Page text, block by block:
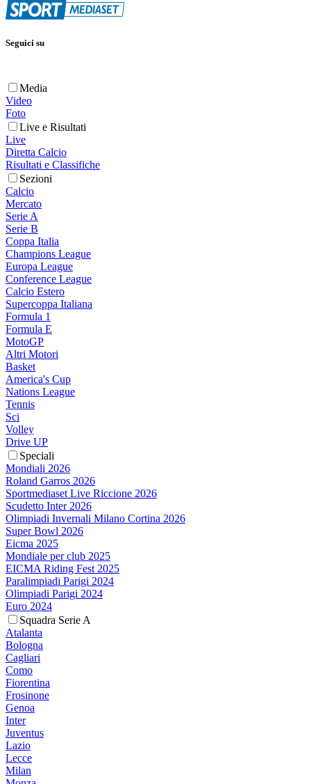
Seguici su
Media
Video
Foto
Live e Risultati
Live
Diretta Calcio
Risultati e Classifiche
Sezioni
Calcio
Mercato
Serie A
Serie B
Coppa Italia
Champions League
Europa League
Conference League
Calcio Estero
Supercoppa Italiana
Formula 1
Formula E
MotoGP
Altri Motori
Basket
America's Cup
Nations League
Tennis
Sci
Volley
Drive UP
Speciali
Mondiali 2026
Roland Garros 2026
Sportmediaset Live Riccione 2026
Scudetto Inter 2026
Olimpiadi Invernali Milano Cortina 2026
Super Bowl 2026
Eicma 2025
Mondiale per club 2025
EICMA Riding Fest 2025
Paralimpiadi Parigi 2024
Olimpiadi Parigi 2024
Euro 2024
Squadra Serie A
Atalanta
Bologna
Cagliari
Como
Fiorentina
Frosinone
Genoa
Inter
Juventus
Lazio
Lecce
Milan